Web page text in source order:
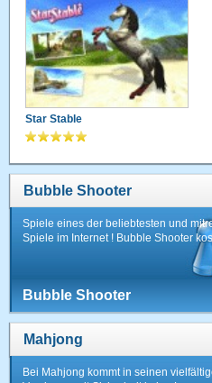
Star Stable
Bubble Shooter
Spiele eines der beliebtesten und
Spiele im Internet ! Bubble Shooter
Bubble Shooter
Mahjong
Bei Mahjong kommt in seinen